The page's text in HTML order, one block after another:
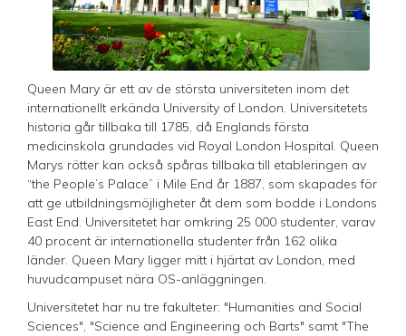
Queen Mary är ett av de största universiteten inom det
internationellt erkända University of London. Universitetets
historia går tillbaka till 1785, då Englands första
medicinskola grundades vid Royal London Hospital. Queen
Marys rötter kan också spåras tillbaka till etableringen av
“the People’s Palace” i Mile End år 1887, som skapades för
att ge utbildningsmöjligheter åt dem som bodde i Londons
East End. Universitetet har omkring 25 000 studenter, varav
40 procent är internationella studenter från 162 olika
länder. Queen Mary ligger mitt i hjärtat av London, med
huvudcampuset nära OS-anläggningen.
Universitetet har nu tre fakulteter: "Humanities and Social
Sciences", "Science and Engineering och Barts" samt "The